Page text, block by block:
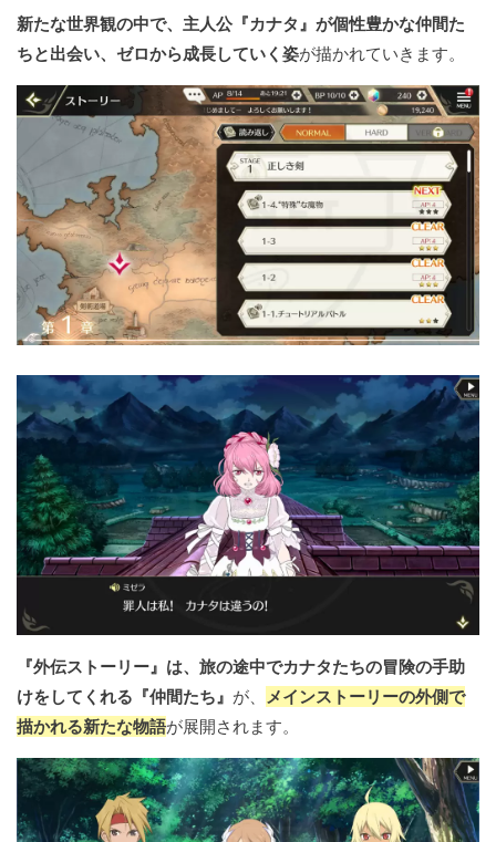
新たな世界観の中で、主人公『カナタ』が個性豊かな仲間た
ちと出会い、ゼロから成長していく姿が描かれていきます。
『外伝ストーリー』は、旅の途中でカナタたちの冒険の手助
けをしてくれる『仲間たち』 が、 メインストーリーの外側で
描かれる新たな物語が展開されます。